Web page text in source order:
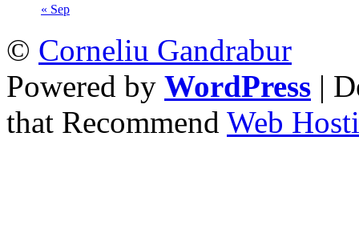
« Sep
© Corneliu Gandrabur
Powered by WordPress |
that Recommend Web